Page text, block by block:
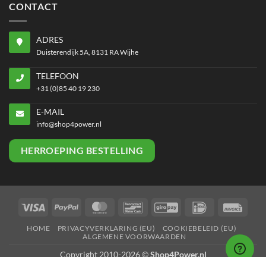
CONTACT
ADRES
Duisterendijk 5A, 8131 RA Wijhe
TELEFOON
+31 (0)85 40 19 230
E-MAIL
info@shop4power.nl
HERROEPING BESTELLING
Visa PayPal MasterCardBancontactGiroPay IDeal
HOME PRIVACYVERKLARING (EU)
COOKIEBELEID (EU)
ALGEMENE VOORWAARDEN
Copyright 2010-2026 ©Shop4Power.nl